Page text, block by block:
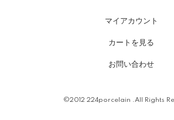
マイアカウント
カートを見る
お問い合わせ
©2012 224porcelain .All Rights